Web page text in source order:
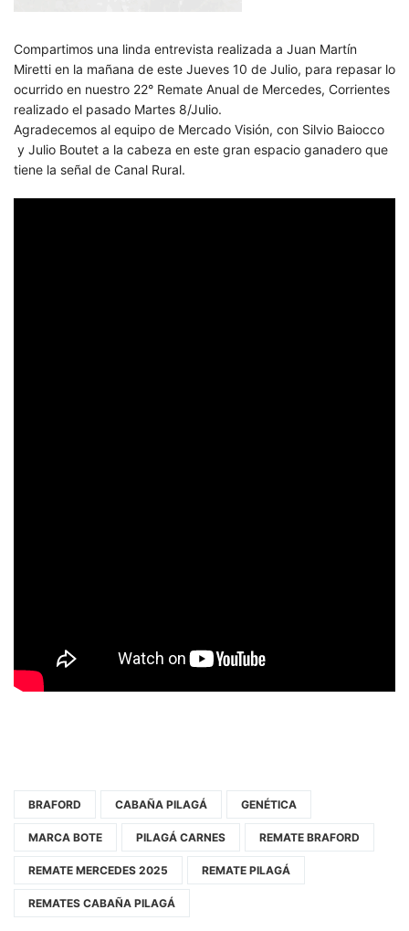
Compartimos una linda entrevista realizada a Juan Martín
Miretti en la mañana de este Jueves 10 de Julio, para repasar lo
ocurrido en nuestro 22° Remate Anual de Mercedes, Corrientes
realizado el pasado Martes 8/Julio.
Agradecemos al equipo de Mercado Visión, con Silvio Baiocco
y Julio Boutet a la cabeza en este gran espacio ganadero que
tiene la señal de Canal Rural.
BRAFORD CABAÑA PILAGÁ GENÉTICA
MARCA BOTE PILAGÁ CARNES REMATE BRAFORD
REMATE MERCEDES 2025 REMATE PILAGÁ
REMATES CABAÑA PILAGÁ